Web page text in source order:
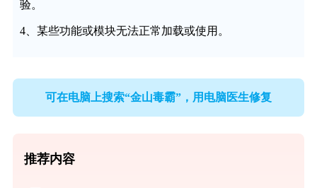
验。
4、某些功能或模块无法正常加载或使用。
可在电脑上搜索“金山毒霸”，用电脑医生修复
推荐内容